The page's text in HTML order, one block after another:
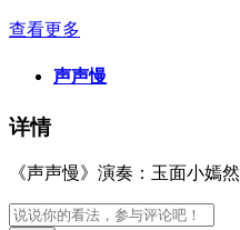
查看更多
声声慢
详情
《声声慢》演奏：玉面小嫣然